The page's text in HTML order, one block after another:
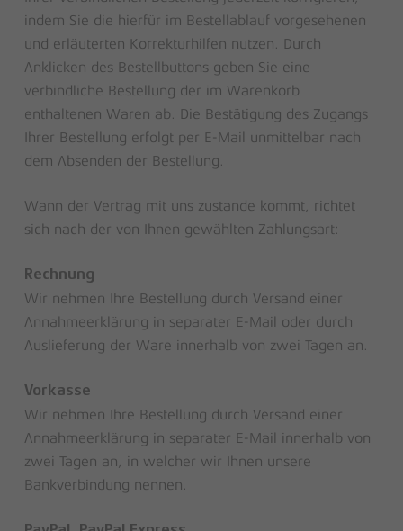
indem Sie die hierfür im Bestellablauf vorgesehenen
und erläuterten Korrekturhilfen nutzen. Durch
Anklicken des Bestellbuttons geben Sie eine
verbindliche Bestellung der im Warenkorb
enthaltenen Waren ab. Die Bestätigung des Zugangs
Ihrer Bestellung erfolgt per E-Mail unmittelbar nach
dem Absenden der Bestellung.
Wann der Vertrag mit uns zustande kommt, richtet
sich nach der von Ihnen gewählten Zahlungsart:
Rechnung
Wir nehmen Ihre Bestellung durch Versand einer
Annahmeerklärung in separater E-Mail oder durch
Auslieferung der Ware innerhalb von zwei Tagen an.
Vorkasse
Wir nehmen Ihre Bestellung durch Versand einer
Annahmeerklärung in separater E-Mail innerhalb von
zwei Tagen an, in welcher wir Ihnen unsere
Bankverbindung nennen.